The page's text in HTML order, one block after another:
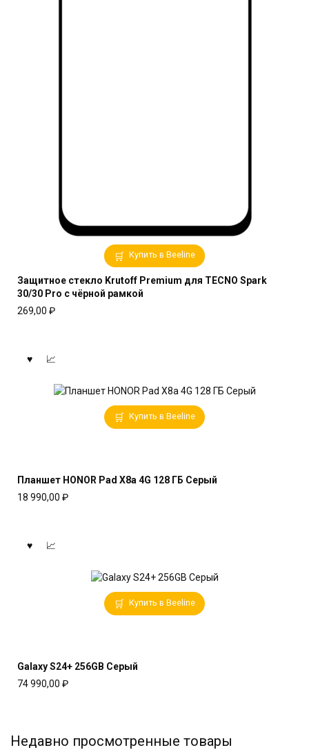
Купить в Beeline
Защитное стекло Krutoff Premium для TECNO Spark
30/30 Pro с чёрной рамкой
269,00 ₽
Купить в Beeline
Планшет HONOR Pad X8a 4G 128 ГБ Серый
18 990,00 ₽
Купить в Beeline
Galaxy S24+ 256GB Серый
74 990,00 ₽
Недавно просмотренные товары